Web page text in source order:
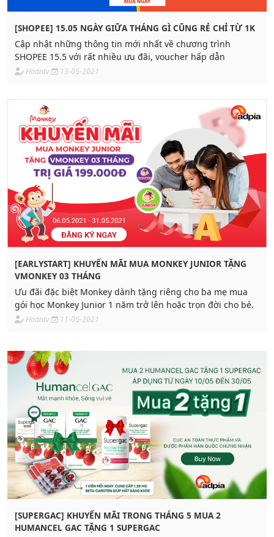
[SHOPEE] 15.05 NGÀY GIỮA THÁNG GÌ CŨNG RẺ CHỈ TỪ 1K
Cập nhật những thông tin mới nhất về chương trình
SHOPEE 15.5 với rất nhiều ưu đãi, voucher hấp dẫn
Hoantv 13-05-2021
[EARLYSTART] KHUYẾN MÃI MUA MONKEY JUNIOR TẶNG
VMONKEY 03 THÁNG
Ưu đãi đặc biệt Monkey dành tặng riêng cho ba mẹ mua
gói học Monkey Junior 1 năm trở lên hoặc trọn đời cho bé.
Hoantv 11-05-2021
[SUPERGAC] KHUYẾN MÃI TRONG THÁNG 5 MUA 2
HUMANCEL GAC TẶNG 1 SUPERGAC